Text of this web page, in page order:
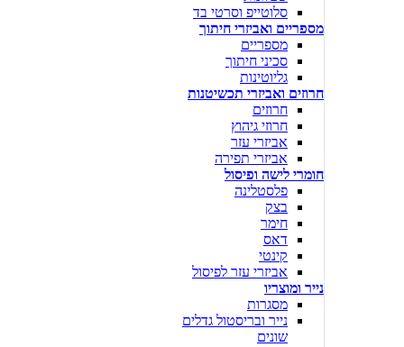
סלוטייפ וסרטי בד
מספריים ואביזרי חיתוך
מספריים
סכיני חיתוך
גליוטינות
חרוזים ואביזרי תכשיטנות
חרוזים
חרוזי גיהוץ
אביזרי עזר
אביזרי תפירה
חומרי לישה ופיסול
פלסטלינה
בצק
חימר
דאס
קינטי
אביזרי עזר לפיסול
נייר ומוצריו
מסגרות
נייר ובריסטול גדלים
שונים